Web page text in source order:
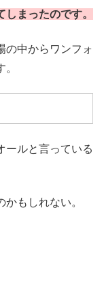
まったのです。
の中からワンフォ
ールと言っている
もしれない。